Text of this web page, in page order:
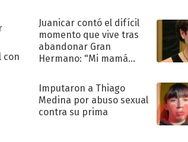
Juanicar contó el difícil
momento que vive tras
abandonar Gran
Hermano: "Mi mamá
Imputaron a Thiago
Medina por abuso sexual
contra su prima